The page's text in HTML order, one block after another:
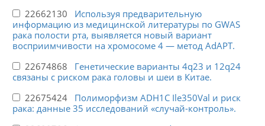
22662130 Используя предварительную
информацию из медицинской литературы по GWAS
рака полости рта, выявляется новый вариант
восприимчивости на хромосоме 4 — метод AdAPT.
22674868 Генетические варианты 4q23 и 12q24
связаны с риском рака головы и шеи в Китае.
22675424 Полиморфизм ADH1C Ile350Val и риск
рака: данные 35 исследований «случай-контроль».